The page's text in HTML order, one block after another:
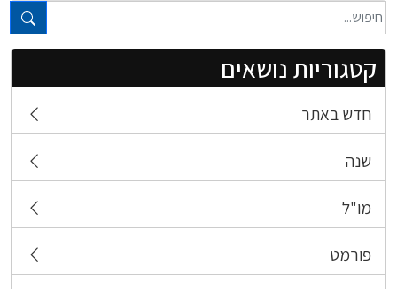
טקסט חופשי...
קטגוריות נושאים
חדש באתר
שנה
מו"ל
פורמט